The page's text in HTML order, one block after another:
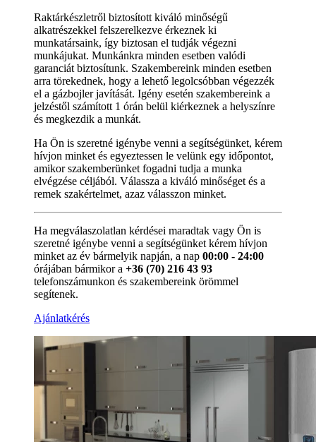
Raktárkészletről biztosított kiváló minőségű
alkatrészekkel felszerelkezve érkeznek ki
munkatársaink, így biztosan el tudják végezni
munkájukat. Munkánkra minden esetben valódi
garanciát biztosítunk. Szakembereink minden esetben
arra törekednek, hogy a lehető legolcsóbban végezzék
el a gázbojler javítását. Igény esetén szakembereink a
jelzéstől számított 1 órán belül kiérkeznek a helyszínre
és megkezdik a munkát.
Ha Ön is szeretné igénybe venni a segítségünket, kérem
hívjon minket és egyeztessen le velünk egy időpontot,
amikor szakemberünket fogadni tudja a munka
elvégzése céljából. Válassza a kiváló minőséget és a
remek szakértelmet, azaz válasszon minket.
Ha megválaszolatlan kérdései maradtak vagy Ön is
szeretné igénybe venni a segítségünket kérem hívjon
minket az év bármelyik napján, a nap 00:00 - 24:00
órájában bármikor a +36 (70) 216 43 93
telefonszámunkon és szakembereink örömmel
segítenek.
Ajánlatkérés